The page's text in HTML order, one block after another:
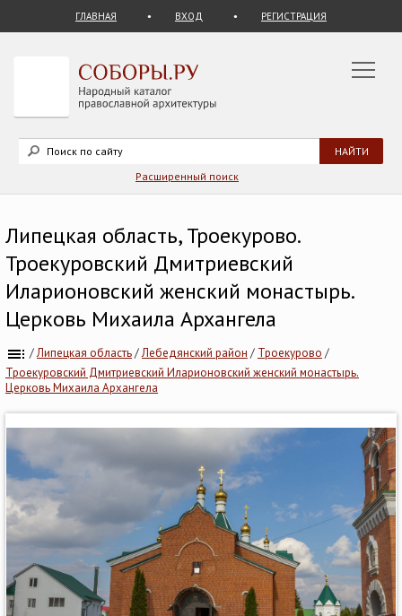
ГЛАВНАЯ ВХОД РЕГИСТРАЦИЯ
Расширенный поиск
Липецкая область, Троекурово.
Троекуровский Дмитриевский
Иларионовский женский монастырь.
Церковь Михаила Архангела
/Липецкая область/Лебедянский район / Троекурово /
Троекуровский Дмитриевский Иларионовский женский монастырь.
Церковь Михаила Архангела